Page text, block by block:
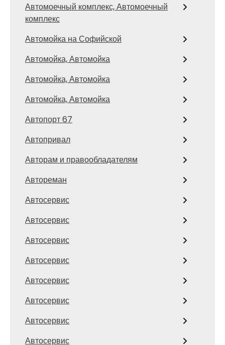
Автомоечный комплекс, Автомоечный
комплекс
Автомойка на Софийской
Автомойка, Автомойка
Автомойка, Автомойка
Автомойка, Автомойка
Автопорт 67
Автопривал
Авторам и правообладателям
Автореман
Автосервис
Автосервис
Автосервис
Автосервис
Автосервис
Автосервис
Автосервис
Автосервис